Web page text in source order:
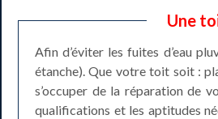
Une
Afin d’éviter les fuites d’eau
étanche). Que votre toit soit :
s’occuper de la réparation de
qualifications et les aptitudes